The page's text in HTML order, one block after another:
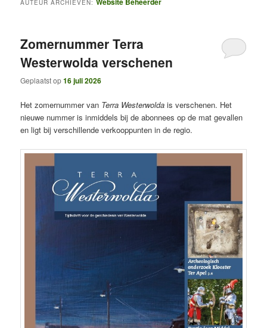
AUTEUR ARCHIEVEN:
Zomernummer Terra
Westerwolda verschenen
Geplaatst op16 juli 2026
Het zomernummer van Terra Westerwolda is verschenen. Het
nieuwe nummer is inmiddels bij de abonnees op de mat gevallen
en ligt bij verschillende verkooppunten in de regio.